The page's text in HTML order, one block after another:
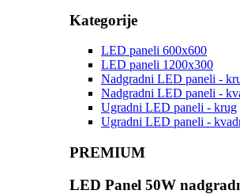
Kategorije
LED paneli 600x600
LED paneli 1200x300
Nadgradni LED paneli -
Nadgradni LED paneli -
Ugradni LED paneli - krug
Ugradni LED paneli -
PREMIUM
LED Panel 50W